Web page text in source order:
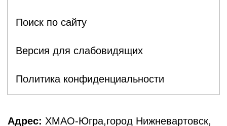
Поиск по сайту
Версия для слабовидящих
Политика конфиденциальности
Адрес: ХМАО-Югра,город Нижневартовск,